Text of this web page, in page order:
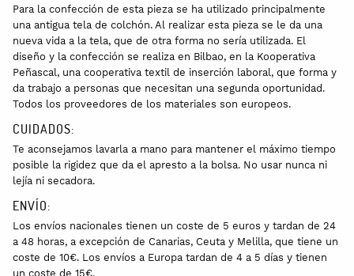
Para la confección de esta pieza se ha utilizado principalmente
una antigua tela de colchón. Al realizar esta pieza se le da una
nueva vida a la tela, que de otra forma no sería utilizada. El
diseño y la confección se realiza en Bilbao, en la Kooperativa
Peñascal, una cooperativa textil de inserción laboral, que forma y
da trabajo a personas que necesitan una segunda oportunidad.
Todos los proveedores de los materiales son europeos.
CUIDADOS:
Te aconsejamos lavarla a mano para mantener el máximo tiempo
posible la rigidez que da el apresto a la bolsa. No usar nunca ni
lejía ni secadora.
ENVÍO:
Los envíos nacionales tienen un coste de 5 euros y tardan de 24
a 48 horas, a excepción de Canarias, Ceuta y Melilla, que tiene un
coste de 10€. Los envíos a Europa tardan de 4 a 5 días y tienen
un coste de 15€.